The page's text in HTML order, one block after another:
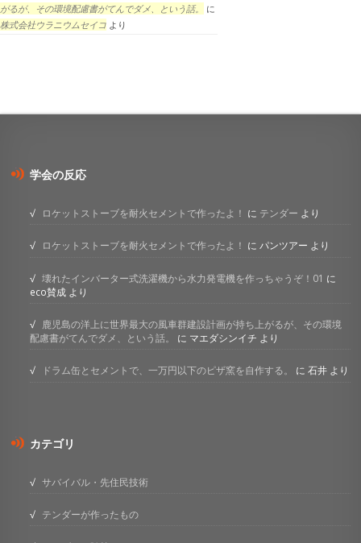
がるが、その環境配慮書がてんでダメ、という話。
に
株式会社ウラニウムセイコ より
学会の反応
ロケットストーブを耐火セメントで作ったよ！ に テンダー より
ロケットストーブを耐火セメントで作ったよ！ にパンツアー より
壊れたインバーター式洗濯機から水力発電機を作っちゃうぞ！01 に
eco賛成 より
鹿児島の洋上に世界最大の風車群建設計画が持ち上がるが、その環境
配慮書がてんでダメ、という話。
に マエダシンイチ より
ドラム缶とセメントで、一万円以下のピザ窯を自作する。 に石井 より
カテゴリ
サバイバル・先住民技術
テンダーが作ったもの